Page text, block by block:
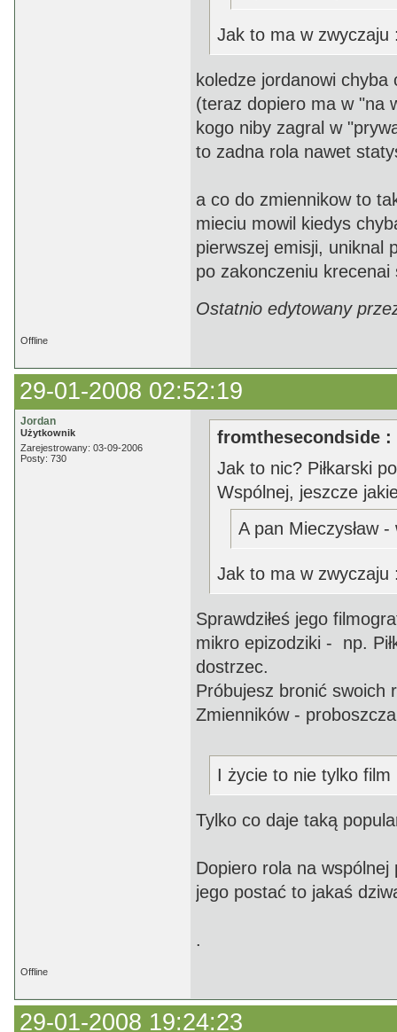
Jak to ma w zwyczaju
koledze jordanowi
(teraz dopiero ma w "na
kogo niby zagral w
to zadna rola nawet
a co do zmiennikow to
mieciu mowil kiedys
pierwszej emisji, uniknal
po zakonczeniu
Ostatnio edytowany
Offline
29-01-2008 02:52:19
Jordan
Użytkownik
Zarejestrowany: 03-09-2006
Posty: 730
fromthesecondside :
Jak to nic? Piłkarski
Wspólnej, jeszcze
A pan Mieczysław
Jak to ma w zwyczaju
Sprawdziłeś jego
mikro epizodziki - np.
dostrzec.
Próbujesz bronić swoich
Zmienników -
I życie to nie tylko film
Tylko co daje taką
Dopiero rola na wspólnej
jego postać to jakaś
.
Offline
29-01-2008 19:24:23